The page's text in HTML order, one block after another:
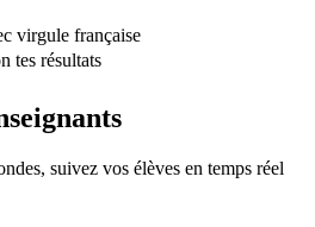
virgule française
tes résultats
suivez vos élèves en temps réel